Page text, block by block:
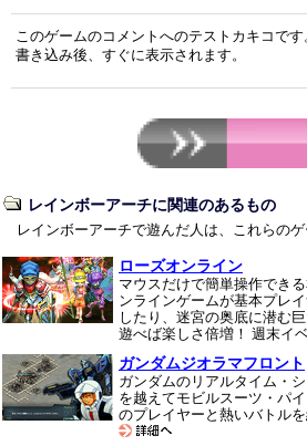
このゲームのコメントへのテストカキコです
書き込み後、すぐに表示されます。
レインボーアーチに関連のあるもの
レインボーアーチで遊んだ人は、これらの
ローズオンライン
マウスだけで簡単操作でき
ンラインゲームが基本プレ
したり、迷宮の奥底に潜む
遊べば楽しさ倍増！ 週末イ
ガンダムジオラマフロント
ガンダムのリアルタイム・
を越えてモビルスーツ・パ
のプレイヤーと熱いバトル